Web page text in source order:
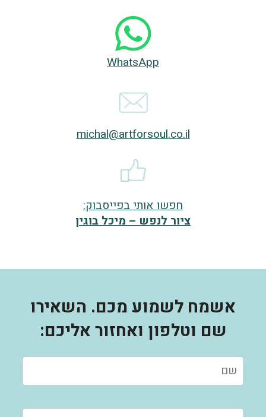
WhatsApp
michal@artforsoul.co.il
חפשו אותי בפייסבוק:
ציור לנפש – מיכל בוגין
אשמח לשמוע מכם. השאירו
שם וטלפון ואחזור אליכם: